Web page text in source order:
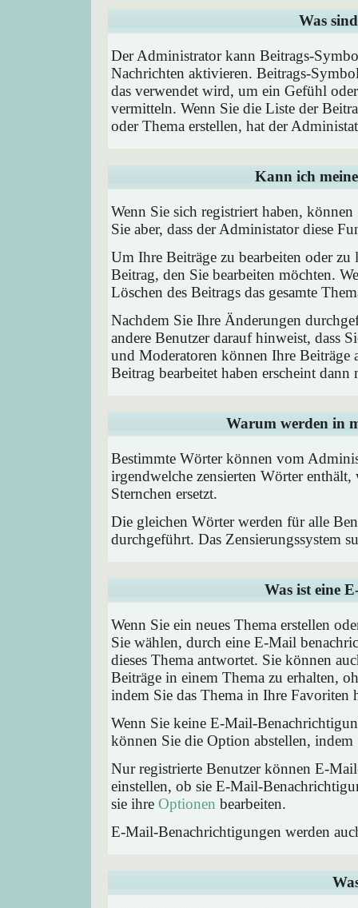
Was
Der Administrator kann Beitrags-
Nachrichten aktivieren. Beitrags-
das verwendet wird, um ein Gefühl
vermitteln. Wenn Sie die Liste der
oder Thema erstellen, hat der
Kann ich
Wenn Sie sich registriert haben,
Sie aber, dass der Administator diese
Um Ihre Beiträge zu bearbeiten oder
Beitrag, den Sie bearbeiten möchten.
Löschen des Beitrags das gesamte
Nachdem Sie Ihre Änderungen
andere Benutzer darauf hinweist, dass
und Moderatoren können Ihre Beiträge
Beitrag bearbeitet haben erscheint
Warum werden in
Bestimmte Wörter können vom
irgendwelche zensierten Wörter
Sternchen ersetzt.
Die gleichen Wörter werden für alle
durchgeführt. Das Zensierungssystem
Was ist eine
Wenn Sie ein neues Thema erstellen
Sie wählen, durch eine E-Mail
dieses Thema antwortet. Sie können
Beiträge in einem Thema zu erhalten,
indem Sie das Thema in Ihre Favoriten
Wenn Sie keine E-Mail-
können Sie die Option abstellen,
Nur registrierte Benutzer können E-
einstellen, ob sie E-Mail-
sie ihre Optionen bearbeiten.
E-Mail-Benachrichtigungen werden